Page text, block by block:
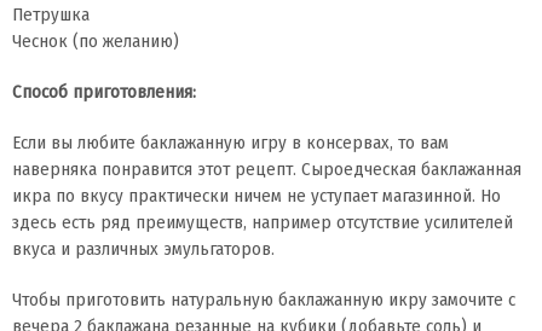
Петрушка
Чеснок (по желанию)
Способ приготовления:
Если вы любите баклажанную игру в консервах, то вам
наверняка понравится этот рецепт. Сыроедческая баклажанная
икра по вкусу практически ничем не уступает магазинной. Но
здесь есть ряд преимуществ, например отсутствие усилителей
вкуса и различных эмульгаторов.
Чтобы приготовить натуральную баклажанную икру замочите с
вечера 2 баклажана резанные на кубики (добавьте соль) и